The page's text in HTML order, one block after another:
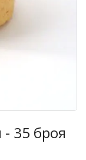
35 броя